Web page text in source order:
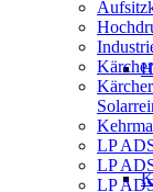
LP
LP
LP